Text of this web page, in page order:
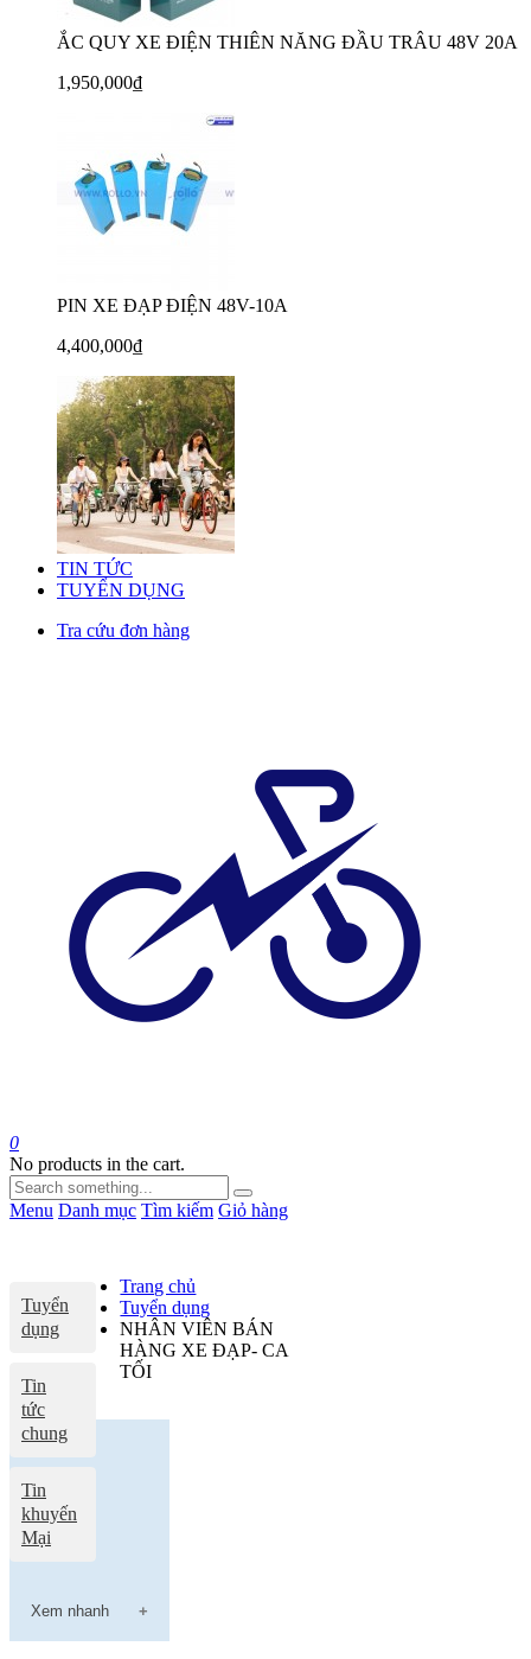
ẮC QUY XE ĐIỆN THIÊN NĂNG ĐẦU TRÂU 48V 20A
1,950,000₫
PIN XE ĐẠP ĐIỆN 48V-10A
4,400,000₫
TIN TỨC
TUYỂN DỤNG
Tra cứu đơn hàng
0
No products in the cart.
Menu Danh mục Tìm kiếm Giỏ hàng
Tuyển
dụng
Tin
tức
chung
Tin
khuyến
Mại
Trang chủ
Tuyển dụng
NHÂN VIÊN BÁN
HÀNG XE ĐẠP- CA
TỐI
Xem nhanh